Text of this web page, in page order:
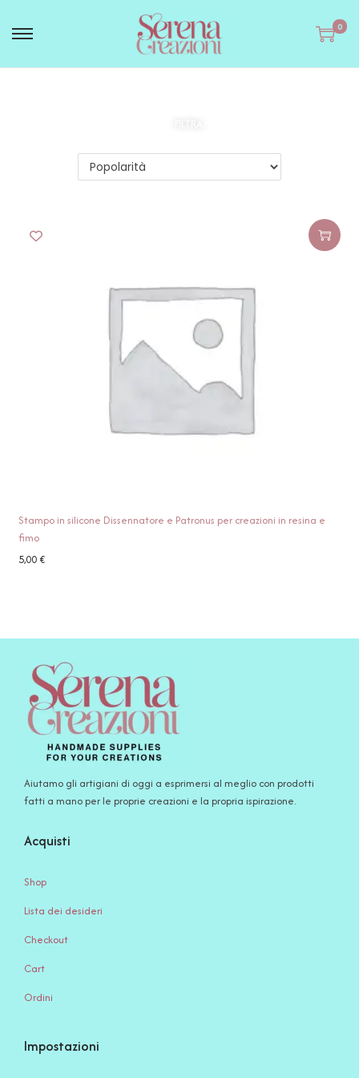
0
Stampo in silicone Dissennatore e Patronus per creazioni in resina e
fimo
5,00€
Aiutamo gli artigiani di oggi a esprimersi al meglio con prodotti
fatti a mano per le proprie creazioni e la propria ispirazione.
Acquisti
Shop
Lista dei desideri
Checkout
Cart
Ordini
Impostazioni